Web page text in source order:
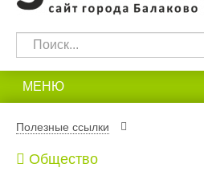
МЕНЮ
Полезные ссылки
Общество